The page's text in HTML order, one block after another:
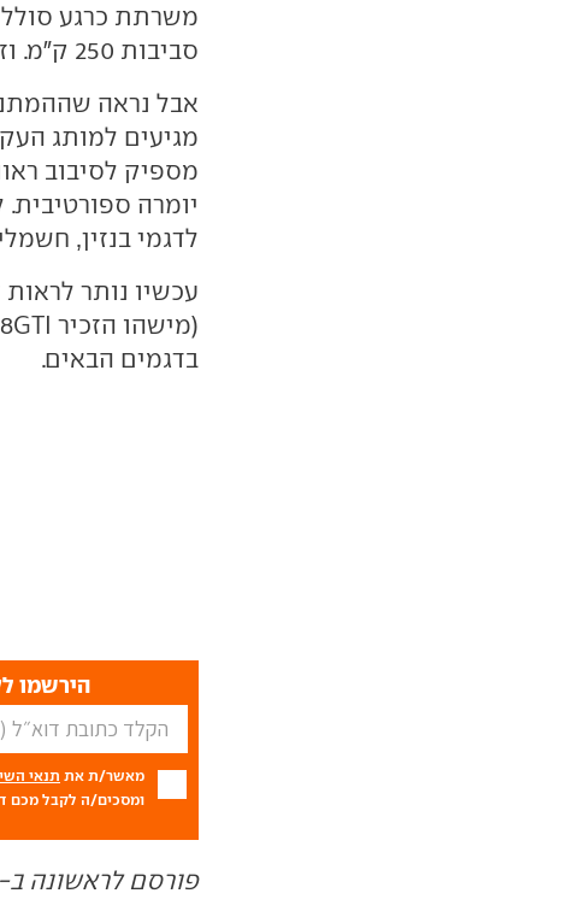
סביבות 250 ק"מ. וזה ממש לא מספיק.
אבל נראה
מספיק לסיבוב
יומרה ספורטיבית.
לדגמי בנזין,
עכשיו נותר לראות
בדגמים הבאים.
הירשמו
מאשר/ת את תנאי
ומסכים/ה לקבל מכם
פורסם לראשונה ב-